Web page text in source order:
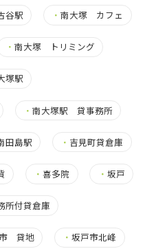
谷駅 ・南大塚 カフェ
・南大塚 トリミング
塚駅
・南大塚駅 貸事務所
田島駅 ・ 吉見町貸倉庫
・喜多院 ・ 坂戸
付貸倉庫
貸地 ・坂戸市北峰